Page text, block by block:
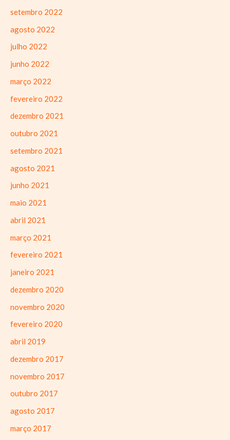
setembro 2022
agosto 2022
julho 2022
junho 2022
março 2022
fevereiro 2022
dezembro 2021
outubro 2021
setembro 2021
agosto 2021
junho 2021
maio 2021
abril 2021
março 2021
fevereiro 2021
janeiro 2021
dezembro 2020
novembro 2020
fevereiro 2020
abril 2019
dezembro 2017
novembro 2017
outubro 2017
agosto 2017
março 2017